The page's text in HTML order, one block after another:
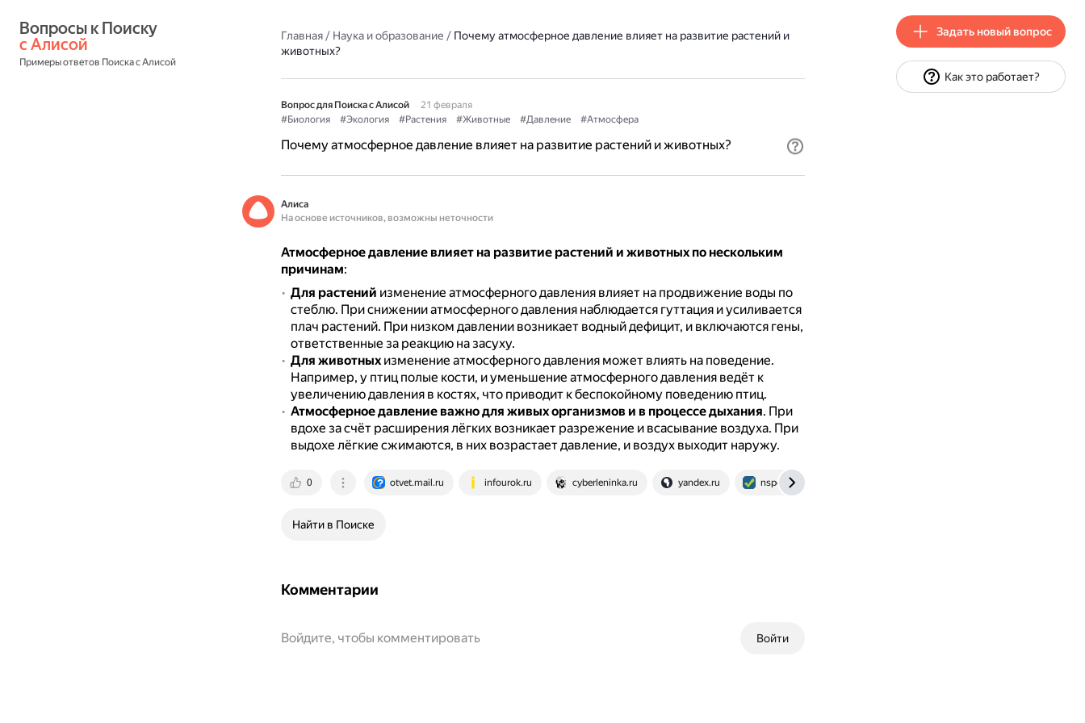
с Алисой
Примеры ответов Поиска с Алисой
Главная/ Наука и образование / Почему атмосферное давление влияет на развитие растений и
животных?
Вопрос для Поиска с Алисой
21 февраля
#Биология
#Экология #Растения #Животные #Давление #Атмосфера
Почему атмосферное давление влияет на развитие растений и животных?
Алиса
На основе источников, возможны неточности
Атмосферное давление влияет на развитие растений и животных по нескольким
причинам:
Для растений изменение атмосферного давления влияет на продвижение воды по
стеблю. При снижении атмосферного давления наблюдается гуттация и усиливается
плач растений. При низком давлении возникает водный дефицит, и включаются гены,
ответственные за реакцию на засуху.
Для животныхизменение атмосферного давления может влиять на поведение.
Например, у птиц полые кости, и уменьшение атмосферного давления ведёт к
увеличению давления в костях, что приводит к беспокойному поведению птиц.
Атмосферное давление важно для живых организмов и в процессе дыхания. При
вдохе за счёт расширения лёгких возникает разрежение и всасывание воздуха. При
выдохе лёгкие сжимаются, в них возрастает давление, и воздух выходит наружу.
0 otvet.mail.ru infourok.ru cyberleninka.ru yandex.ru nsportal.ru
Найти в Поиске
Комментарии
Войти
Войдите, чтобы комментировать
Задать новый вопрос
Как это работает?